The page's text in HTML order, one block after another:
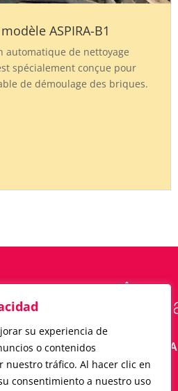
su experiencia de
o contenidos
nuestro tráfico. Al hacer clic en
consentimiento a nuestro uso
ASPIRA-B1
automatique de nettoyage
spécialement conçue pour
de démoulage des briques.
ARGILA, 2
DEL VALLÉS · BARCELONA
411 889